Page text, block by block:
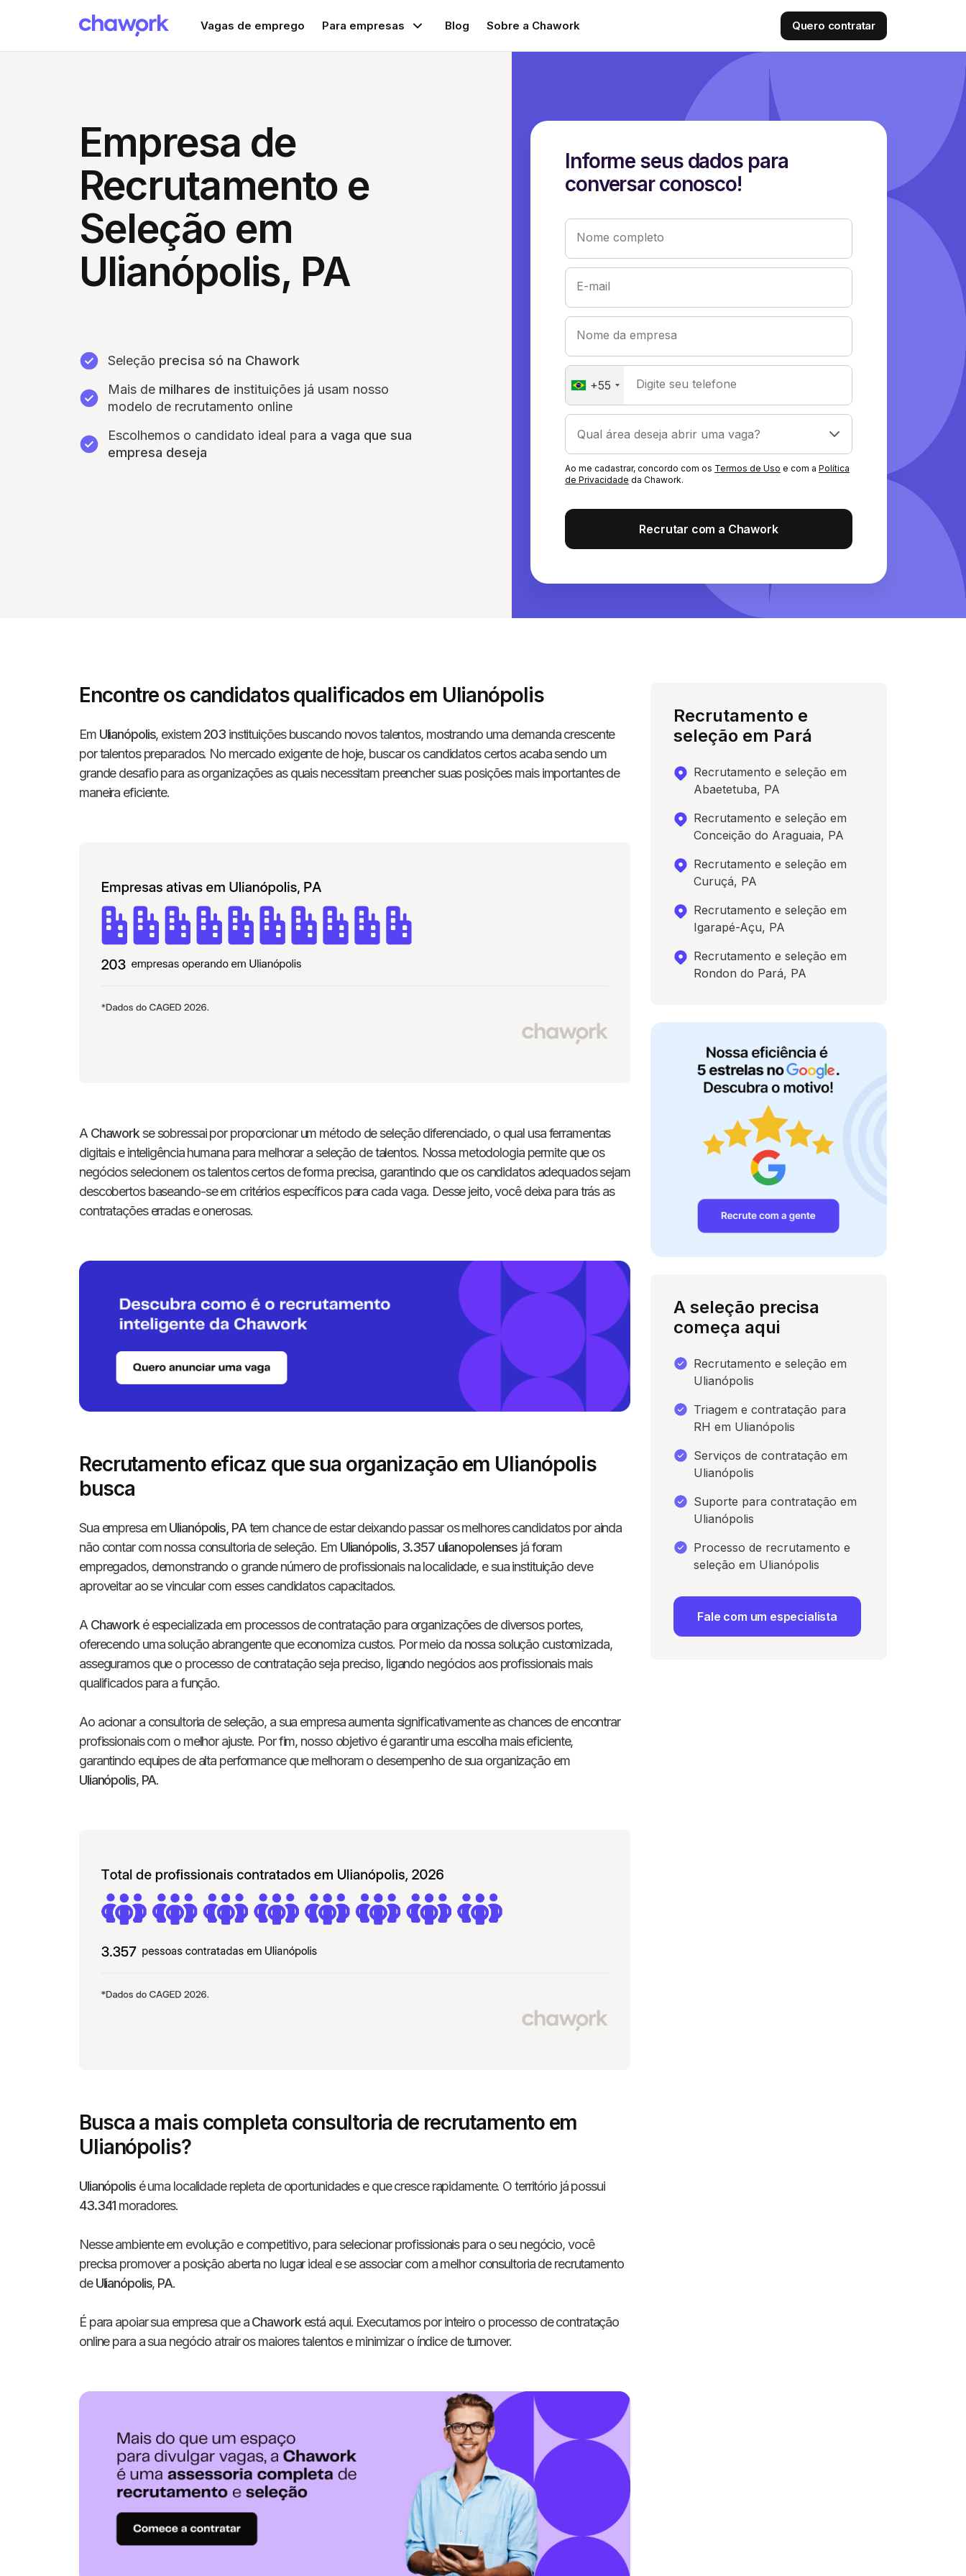
Vagas de emprego Para empresas Blog Sobre a Chawork Quero contratar
Empresa de
Recrutamento e
Seleção em
Ulianópolis, PA
Seleção precisa só na Chawork
Mais de milhares de instituições já usam nosso
modelo de recrutamento online
Escolhemos o candidato ideal para a vaga que sua
empresa deseja
Informe seus dados para
conversar conosco!
Nome completo
E-mail
Nome da empresa
+55 Digite seu telefone
Ao me cadastrar, concordo com os Termos de Uso e com a Política
de Privacidade da Chawork.
Recrutar com a Chawork
Encontre os candidatos qualificados em Ulianópolis
Em Ulianópolis, existem203 instituições buscando novos talentos, mostrando uma demanda crescente
por talentos preparados. No mercado exigente de hoje, buscar os candidatos certos acaba sendo um
grande desafio para as organizações as quais necessitam preencher suas posições mais importantes de
maneira eficiente.
A Chaworkse sobressai por proporcionar um método de seleção diferenciado, o qual usa ferramentas
digitais e inteligência humana para melhorar a seleção de talentos. Nossa metodologia permite que os
negócios selecionem os talentos certos de forma precisa, garantindo que os candidatos adequados sejam
descobertos baseando-se em critérios específicos para cada vaga. Desse jeito, você deixa para trás as
contratações erradas e onerosas.
Recrutamento eficaz que sua organização em Ulianópolis
busca
Sua empresa emUlianópolis, PAtem chance de estar deixando passar os melhores candidatos por ainda
não contar com nossa consultoria de seleção. Em Ulianópolis,3.357 ulianopolenses já foram
empregados, demonstrando o grande número de profissionais na localidade, e sua instituição deve
aproveitar ao se vincular com esses candidatos capacitados.
A Chawork é especializada em processos de contratação para organizações de diversos portes,
oferecendo uma solução abrangente que economiza custos. Por meio da nossa solução customizada,
asseguramos que o processo de contratação seja preciso, ligando negócios aos profissionais mais
qualificados para a função.
Ao acionar a consultoria de seleção, a sua empresa aumenta significativamente as chances de encontrar
profissionais com o melhor ajuste. Por fim, nosso objetivo é garantir uma escolha mais eficiente,
garantindo equipes de alta performance que melhoram o desempenho de sua organização em
Ulianópolis, PA.
Busca a mais completa consultoria de recrutamento em
Ulianópolis?
Ulianópolisé uma localidade repleta de oportunidades e que cresce rapidamente. O território já possui
43.341 moradores.
Nesse ambiente em evolução e competitivo, para selecionar profissionais para o seu negócio, você
precisa promover a posição aberta no lugar ideal e se associar com a melhor consultoria de recrutamento
deUlianópolis, PA.
É para apoiar sua empresa que aChaworkestá aqui. Executamos por inteiro o processo de contratação
online para a sua negócio atrair os maiores talentos e minimizar o índice de turnover.
Recrutamento e
seleção em Pará
Recrutamento e seleção em
Abaetetuba, PA
Recrutamento e seleção em
Conceição do Araguaia, PA
Recrutamento e seleção em
Curuçá, PA
Recrutamento e seleção em
Igarapé-Açu, PA
Recrutamento e seleção em
Rondon do Pará, PA
A seleção precisa
começa aqui
Recrutamento e seleção em
Ulianópolis
Triagem e contratação para
RH em Ulianópolis
Serviços de contratação em
Ulianópolis
Suporte para contratação em
Ulianópolis
Processo de recrutamento e
seleção em Ulianópolis
Fale com um especialista
Informe seus dados para conversar
Nome completo
Nome da empresa